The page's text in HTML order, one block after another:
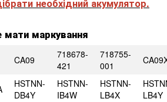
необхідний акумулятор.
маркування
CA09
718678-
421
718755-
001
HSTNN-
DB4Y
HSTNN-
IB4W
HSTNN-
LB4X
LB4Y